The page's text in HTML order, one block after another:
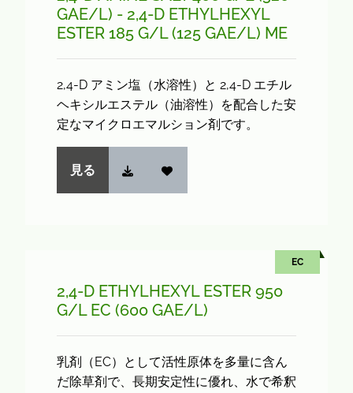
GAE/L) - 2,4-D ETHYLHEXYL
ESTER 185 G/L (125 GAE/L) ME
2,4-D アミン塩（水溶性）と 2,4-D エチル
ヘキシルエステル（油溶性）を配合した安
定なマイクロエマルション剤です。
見る
2,4-D ETHYLHEXYL ESTER 950
G/L EC (600 GAE/L)
乳剤（EC）として活性原体を多量に含ん
だ除草剤で、長期安定性に優れ、水で希釈
EC